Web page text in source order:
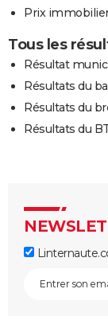
Prix
Tous les
Résultat
Résultats du
Résultats du
Résultats du